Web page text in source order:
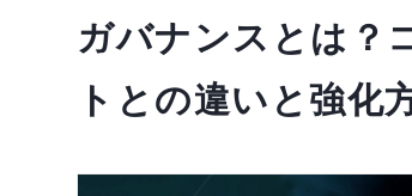
ガバナンスとは？
トとの違いと強化